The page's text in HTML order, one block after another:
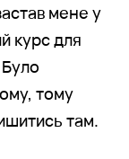
мене у
курс для
тому
там.